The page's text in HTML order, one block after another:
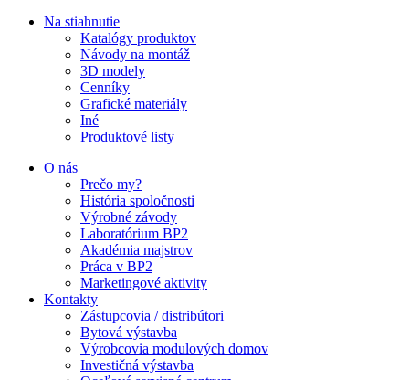
Na stiahnutie
Katalógy produktov
Návody na montáž
3D modely
Cenníky
Grafické materiály
Iné
Produktové listy
O nás
Prečo my?
História spoločnosti
Výrobné závody
Laboratórium BP2
Akadémia majstrov
Práca v BP2
Marketingové aktivity
Kontakty
Zástupcovia / distribútori
Bytová výstavba
Výrobcovia modulových domov
Investičná výstavba